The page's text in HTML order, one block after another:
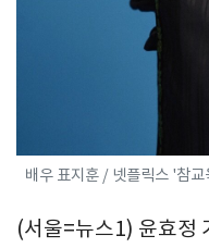
배우 표지훈 / 넷플릭스 '참
(서울=뉴스1) 윤효정